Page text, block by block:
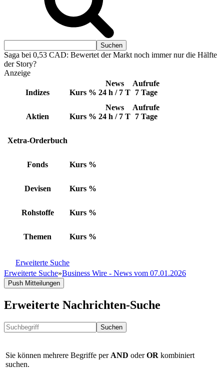
Saga bei 0,53 CAD: Bewertet der Markt noch immer nur die Hälfte
der Story?
Anzeige
Indizes Kurs %
News
24 h / 7 T
Aufrufe
7 Tage
Aktien Kurs %
News
24 h / 7 T
Aufrufe
7 Tage
Xetra-Orderbuch
Fonds Kurs %
Devisen Kurs %
Rohstoffe Kurs %
Themen Kurs %
Erweiterte Suche
Erweiterte Suche»Business Wire - News vom 07.01.2026
Push Mitteilungen
Erweiterte Nachrichten-Suche
Suchen
Sie können mehrere Begriffe per AND oderOR kombiniert
suchen.